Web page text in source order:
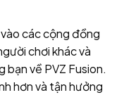
vào các cộng đồng
chơi khác và
bạn về PVZ Fusion.
hơn và tận hưởng